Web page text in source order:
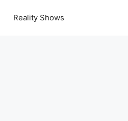
Reality Shows